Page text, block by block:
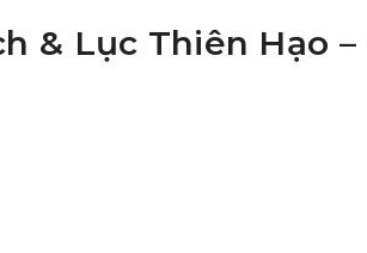
& Lục Thiên Hạo –